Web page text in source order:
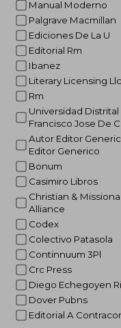
Manual Moderno
Palgrave Macmillan
Ediciones De La U
Editorial Rm
Ibanez
Literary Licensing Llc
Rm
Universidad Distrital
Francisco Jose De
Autor Editor Generico Autor
Editor Generico
Bonum
Casimiro Libros
Christian & Missionary
Alliance
Codex
Colectivo Patasola
Continnuum 3Pl
Crc Press
Diego Echegoyen
Dover Pubns
Editorial A